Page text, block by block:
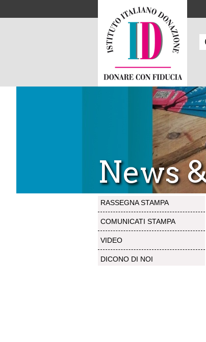
News
RASSEGNA STAMPA
COMUNICATI STAMPA
VIDEO
DICONO DI NOI